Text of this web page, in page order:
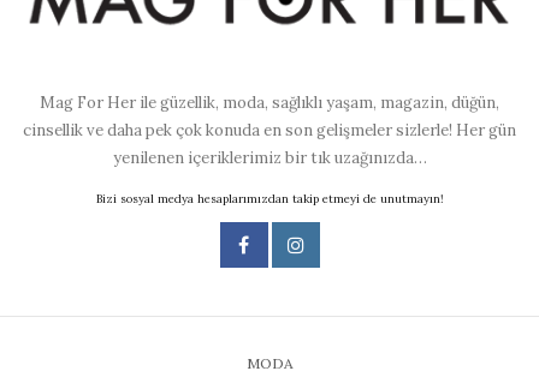
Mag For Her ile güzellik, moda, sağlıklı yaşam, magazin, düğün,
cinsellik ve daha pek çok konuda en son gelişmeler sizlerle! Her gün
yenilenen içeriklerimiz bir tık uzağınızda…
Bizi sosyal medya hesaplarımızdan takip etmeyi de unutmayın!
MODA